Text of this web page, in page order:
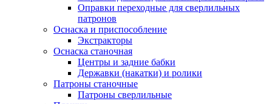
Оправки переходные для сверлильных
патронов
Оснаска и приспособление
Экстракторы
Оснаска станочная
Центры и задние бабки
Державки (накатки) и ролики
Патроны станочные
Патроны сверлильные